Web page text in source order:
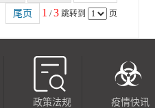
1 /3 跳转到 页
政策法规
疫情快讯